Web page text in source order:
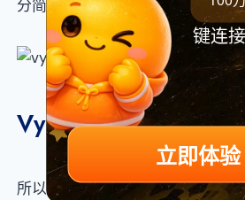
分简单。
VyprVPN如何更改套
VyprVPN提供了普通套餐和
所以推荐高级套餐是因为其包含
键连
立即体验